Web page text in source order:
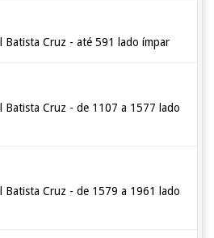
Batista Cruz - até 591 lado ímpar
Batista Cruz - de 1107 a 1577 lado
Batista Cruz - de 1579 a 1961 lado